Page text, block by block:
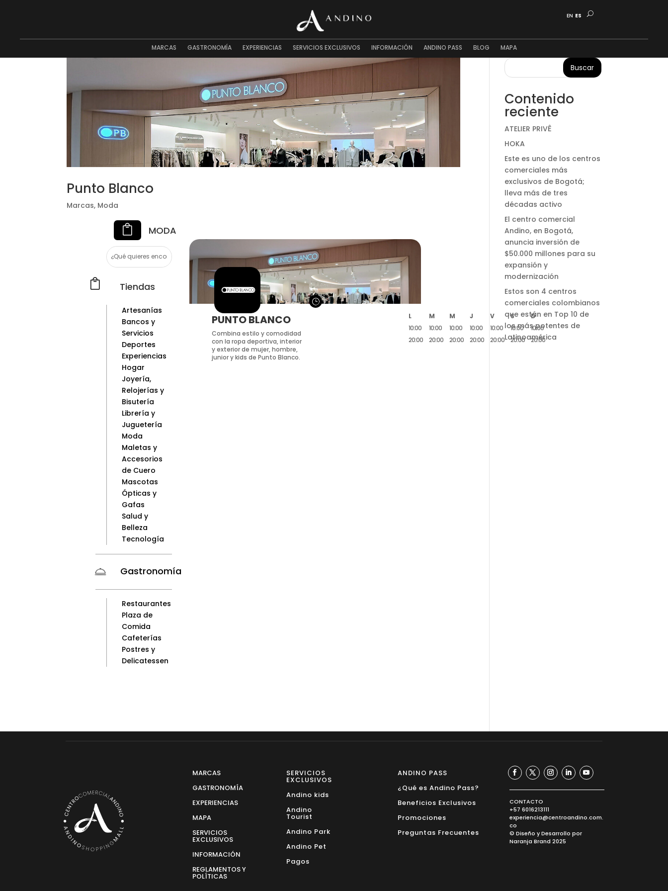
EN ES
MARCAS GASTRONOMÍA EXPERIENCIAS SERVICIOS EXCLUSIVOS INFORMACIÓN ANDINO PASS BLOG MAPA
Punto Blanco
Marcas, Moda
 Tiendas
Artesanías
Bancos y
Servicios
Deportes
Experiencias
Hogar
Joyería,
Relojerías y
Bisutería
Librería y
Juguetería
Moda
Maletas y
Accesorios
de Cuero
Mascotas
Ópticas y
Gafas
Salud y
Belleza
Tecnología
Gastronomía
Restaurantes
Plaza de
Comida
Cafeterías
Postres y
Delicatessen
 MODA
PUNTO BLANCO
Combina estilo y comodidad
con la ropa deportiva, interior
y exterior de mujer, hombre,
junior y kids de Punto Blanco.
L M M J V S
D
10:00
20:00
10:00
20:00
10:00
20:00
10:00
20:00
10:00
20:00
10:00
20:00
10:00
20:00
}
Buscar
Contenido
reciente
ATELIER PRIVÊ
HOKA
Este es uno de los centros
comerciales más
exclusivos de Bogotá;
lleva más de tres
décadas activo
El centro comercial
Andino, en Bogotá,
anuncia inversión de
$50.000 millones para su
expansión y
modernización
Estos son 4 centros
comerciales colombianos
que están en Top 10 de
los más potentes de
Latinoamérica
MARCAS
GASTRONOMÍA
EXPERIENCIAS
MAPA
SERVICIOS
EXCLUSIVOS
INFORMACIÓN
REGLAMENTOS Y
POLÍTICAS
SERVICIOS
EXCLUSIVOS
Andino kids
Andino
Tourist
Andino Park
Andino Pet
Pagos
ANDINO PASS
¿Qué es Andino Pass?
Beneficios Exclusivos
Promociones
Preguntas Frecuentes
CONTACTO
+57 6016213111
experiencia@centroandino.com.
co
© Diseño yDesarrollo por
Naranja Brand 2025